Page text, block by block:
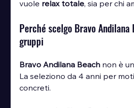
vuole relax totale, sia per chi
Perché scelgo Bravo
gruppi
Bravo Andilana Beach non è
La seleziono da 4 anni per
concreti.